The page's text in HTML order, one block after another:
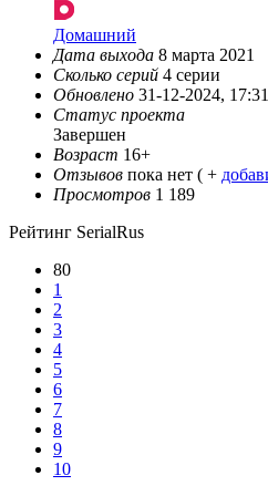
Домашний
Дата выхода 8 марта 2021
Сколько серий 4 серии
Обновлено 31-12-2024,
Статус проекта
Завершен
Возраст 16+
Отзывов пока нет ( +
Просмотров 1 189
Рейтинг SerialRus
80
1
2
3
4
5
6
7
8
9
10